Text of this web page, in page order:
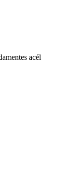
acél